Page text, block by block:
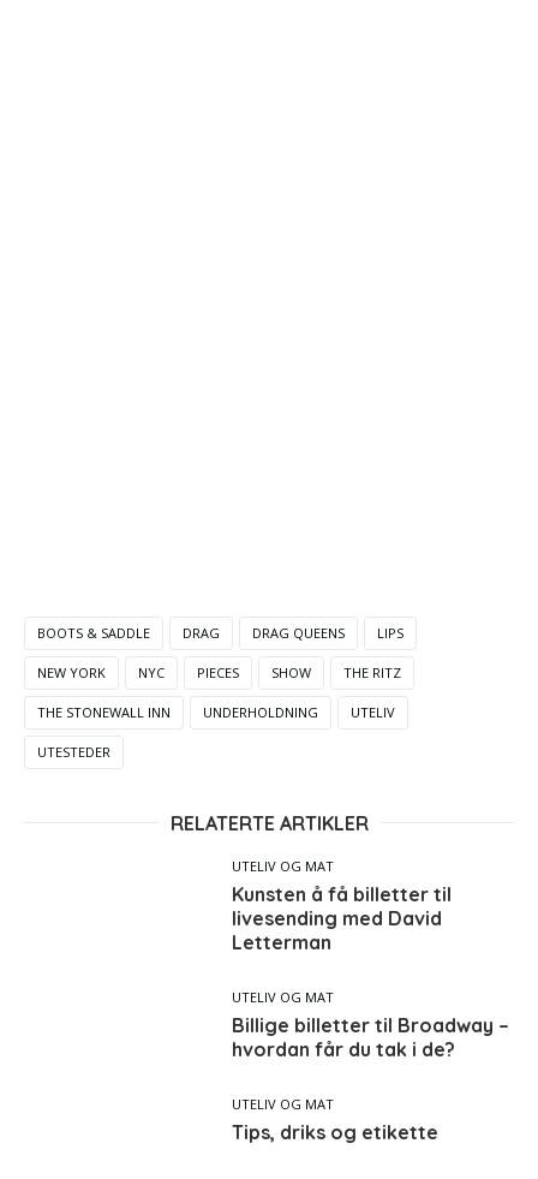
BOOTS & SADDLE DRAG DRAG QUEENS LIPS
NEW YORK NYC PIECES SHOW THE RITZ
THE STONEWALL INN UNDERHOLDNING UTELIV
UTESTEDER
RELATERTE ARTIKLER
UTELIV OG MAT
Kunsten å få billetter til
livesending med David
Letterman
UTELIV OG MAT
Billige billetter til Broadway –
hvordan får du tak i de?
UTELIV OG MAT
Tips, driks og etikette